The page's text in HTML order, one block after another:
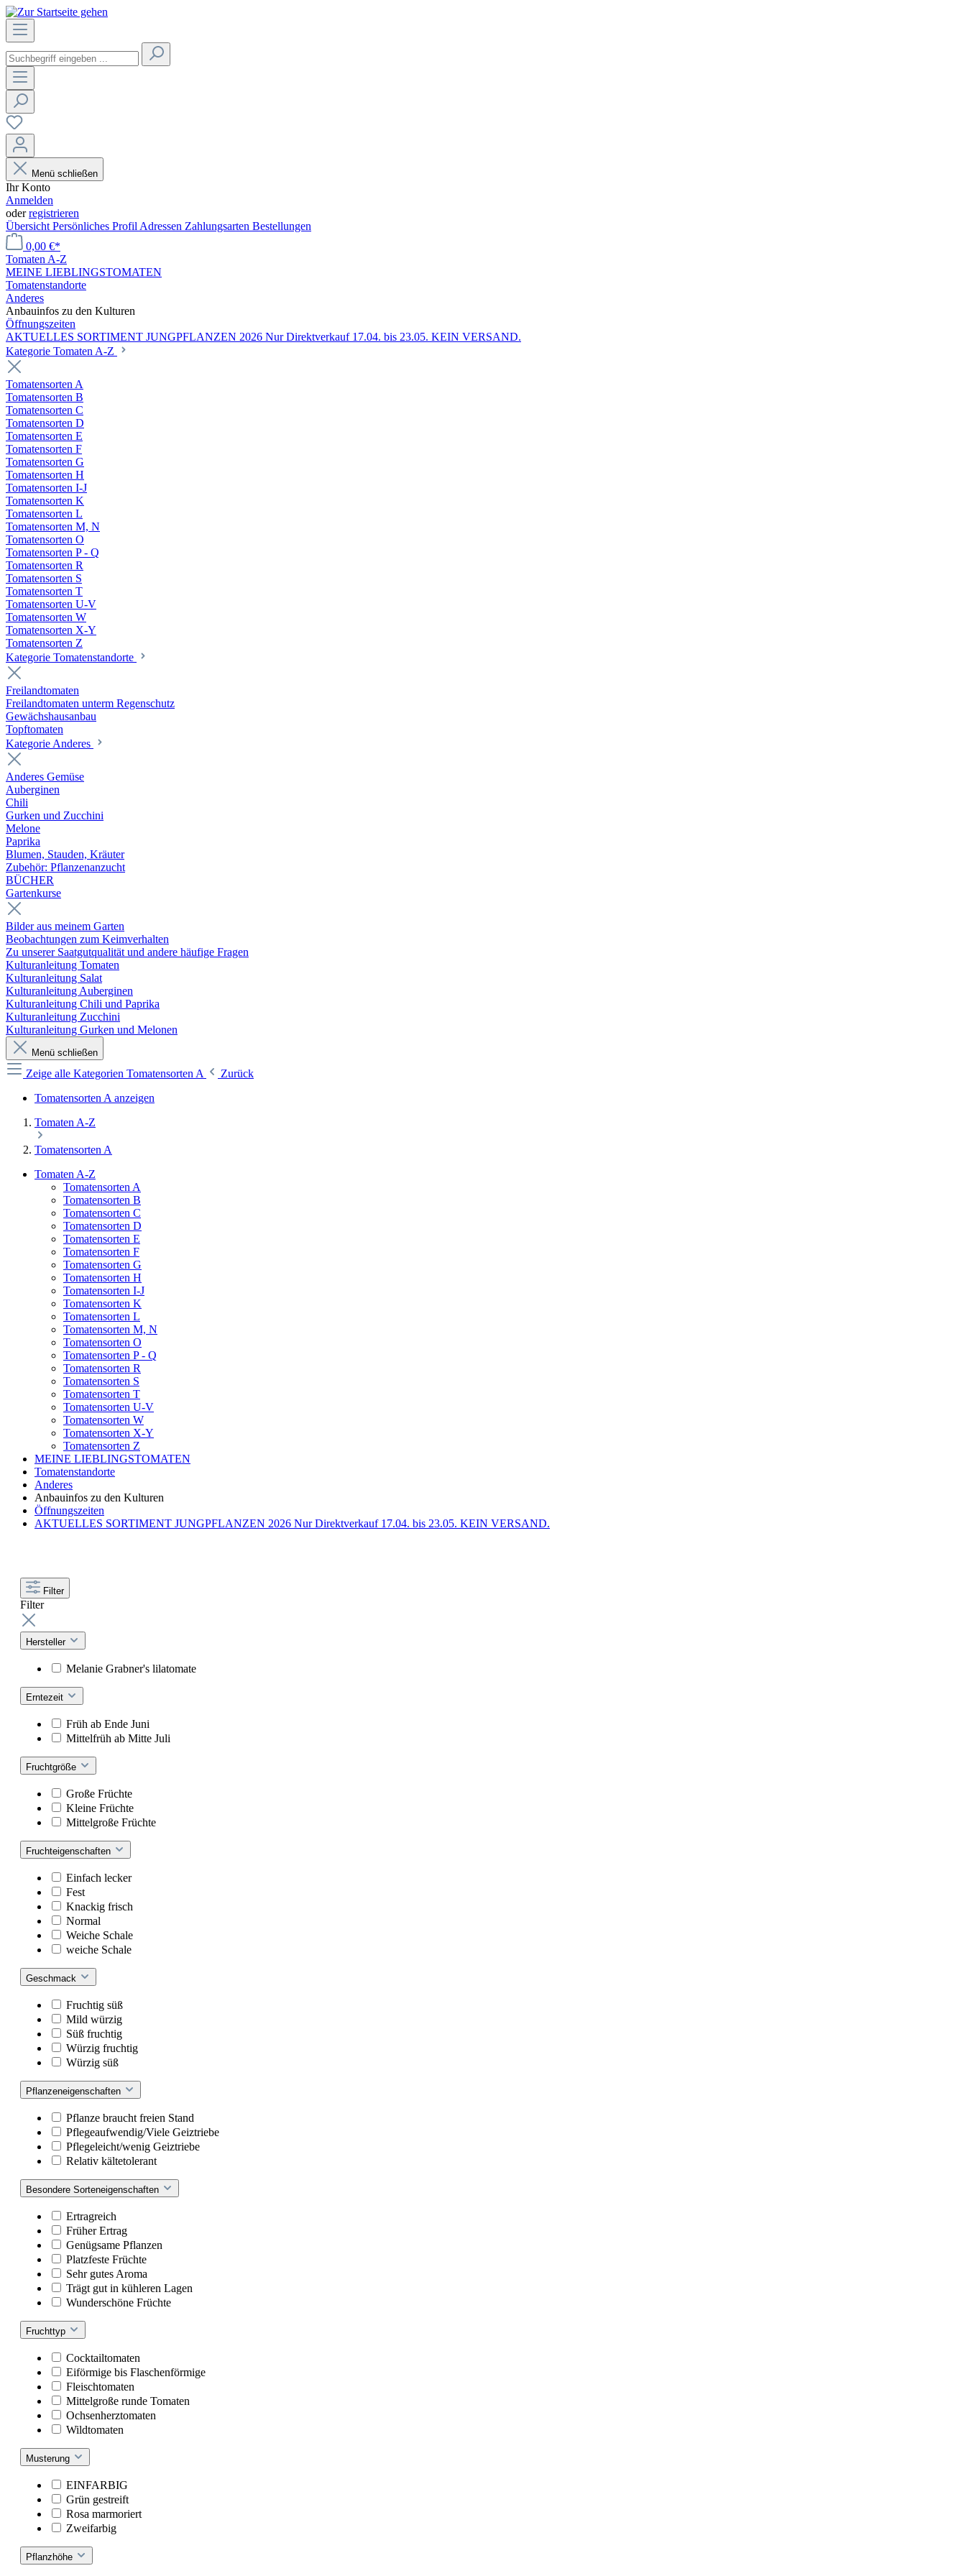
Menü schließen
Ihr Konto
Anmelden
oderregistrieren
Übersicht Persönliches Profil Adressen Zahlungsarten Bestellungen
0,00 €*
Tomaten A-Z
MEINE LIEBLINGSTOMATEN
Tomatenstandorte
Anderes
Anbauinfos zu den Kulturen
Öffnungszeiten
AKTUELLES SORTIMENT JUNGPFLANZEN 2026 Nur Direktverkauf 17.04. bis 23.05. KEIN VERSAND.
Kategorie Tomaten A-Z
Tomatensorten A
Tomatensorten B
Tomatensorten C
Tomatensorten D
Tomatensorten E
Tomatensorten F
Tomatensorten G
Tomatensorten H
Tomatensorten I-J
Tomatensorten K
Tomatensorten L
Tomatensorten M, N
Tomatensorten O
Tomatensorten P - Q
Tomatensorten R
Tomatensorten S
Tomatensorten T
Tomatensorten U-V
Tomatensorten W
Tomatensorten X-Y
Tomatensorten Z
Kategorie Tomatenstandorte
Freilandtomaten
Freilandtomaten unterm Regenschutz
Gewächshausanbau
Topftomaten
Kategorie Anderes
Anderes Gemüse
Auberginen
Chili
Gurken und Zucchini
Melone
Paprika
Blumen, Stauden, Kräuter
Zubehör: Pflanzenanzucht
BÜCHER
Gartenkurse
Bilder aus meinem Garten
Beobachtungen zum Keimverhalten
Zu unserer Saatgutqualität und andere häufige Fragen
Kulturanleitung Tomaten
Kulturanleitung Salat
Kulturanleitung Auberginen
Kulturanleitung Chili und Paprika
Kulturanleitung Zucchini
Kulturanleitung Gurken und Melonen
Menü schließen
Zeige alle Kategorien Tomatensorten A
Zurück
Tomatensorten A anzeigen
Tomaten A-Z
Tomatensorten A
Tomaten A-Z
Tomatensorten A
Tomatensorten B
Tomatensorten C
Tomatensorten D
Tomatensorten E
Tomatensorten F
Tomatensorten G
Tomatensorten H
Tomatensorten I-J
Tomatensorten K
Tomatensorten L
Tomatensorten M, N
Tomatensorten O
Tomatensorten P - Q
Tomatensorten R
Tomatensorten S
Tomatensorten T
Tomatensorten U-V
Tomatensorten W
Tomatensorten X-Y
Tomatensorten Z
MEINE LIEBLINGSTOMATEN
Tomatenstandorte
Anderes
Anbauinfos zu den Kulturen
Öffnungszeiten
AKTUELLES SORTIMENT JUNGPFLANZEN 2026 Nur Direktverkauf 17.04. bis 23.05. KEIN VERSAND.
Filter
Filter
Hersteller
Melanie Grabner's lilatomate
Erntezeit
Früh ab Ende Juni
Mittelfrüh ab Mitte Juli
Fruchtgröße
Große Früchte
Kleine Früchte
Mittelgroße Früchte
Fruchteigenschaften
Einfach lecker
Fest
Knackig frisch
Normal
Weiche Schale
weiche Schale
Geschmack
Fruchtig süß
Mild würzig
Süß fruchtig
Würzig fruchtig
Würzig süß
Pflanzeneigenschaften
Pflanze braucht freien Stand
Pflegeaufwendig/Viele Geiztriebe
Pflegeleicht/wenig Geiztriebe
Relativ kältetolerant
Besondere Sorteneigenschaften
Ertragreich
Früher Ertrag
Genügsame Pflanzen
Platzfeste Früchte
Sehr gutes Aroma
Trägt gut in kühleren Lagen
Wunderschöne Früchte
Fruchttyp
Cocktailtomaten
Eiförmige bis Flaschenförmige
Fleischtomaten
Mittelgroße runde Tomaten
Ochsenherztomaten
Wildtomaten
Musterung
EINFARBIG
Grün gestreift
Rosa marmoriert
Zweifarbig
Pflanzhöhe